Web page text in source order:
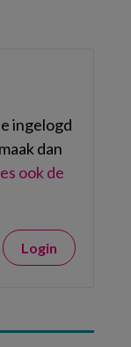
ingelogd
dan
ook de
Login